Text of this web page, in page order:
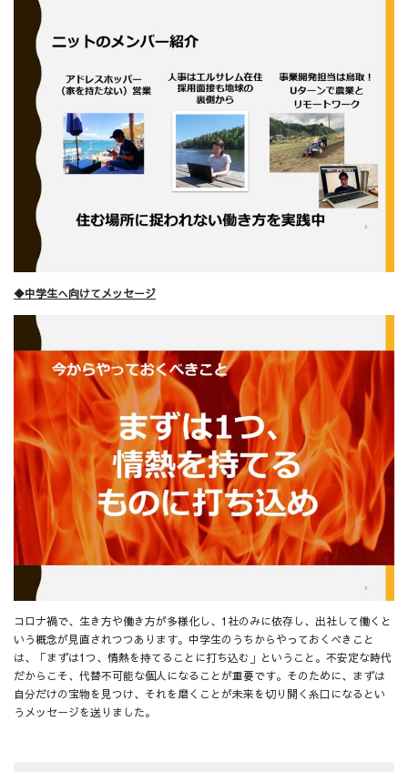
◆中学生へ向けてメッセージ
コロナ禍で、生き方や働き方が多様化し、1社のみに依存し、出社して働くと
いう概念が見直されつつあります。中学生のうちからやっておくべきこと
は、「まずは1つ、情熱を持てることに打ち込む」ということ。不安定な時代
だからこそ、代替不可能な個人になることが重要です。そのために、まずは
自分だけの宝物を見つけ、それを磨くことが未来を切り開く糸口になるとい
うメッセージを送りました。